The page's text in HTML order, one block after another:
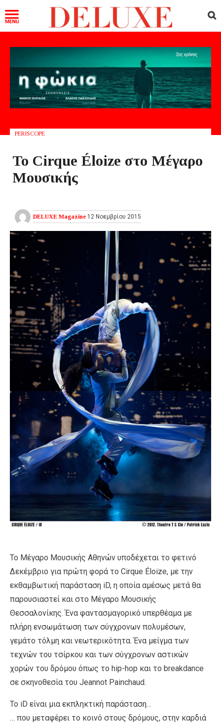
PERISCOPE
Το Cirque Éloize στο Μέγαρο
Μουσικής
DELUXE Magazine 12 Νοεμβρίου 2015
Το Μέγαρο Μουσικής Αθηνών υποδέχεται το φετινό
Δεκέμβριο για πρώτη φορά το Cirque Éloize, με την
εκθαμβωτική παράσταση iD, η οποία αμέσως μετά θα
παρουσιαστεί και στο Μέγαρο Μουσικής
Θεσσαλονίκης. Ένα φαντασμαγορικό υπερθέαμα με
πλήρη ενσωμάτωση των σύγχρονων πολυμέσων,
γεμάτο τόλμη και νεωτερικότητα. Ένα μείγμα των
τεχνών του τσίρκου και των σύγχρονων αστικών
χορών του δρόμου όπως το hip-hop και το breakdance
σε σκηνοθεσία του Jeannot Painchaud.
Το iD είναι μια εκπληκτική παράσταση…
… που μεταφέρει το κοινό στους δρόμους, στην καρδιά